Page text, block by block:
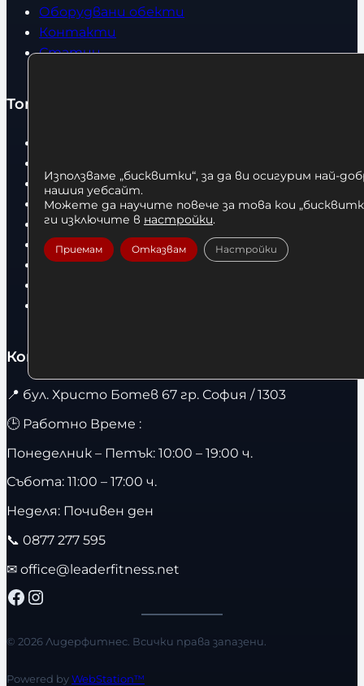
Оборудвани обекти
Контакти
Статии
Топ категории
Боксови ръкавици
Дрехи
Детски дрехи
Суичъри
Фитнес оборудване и аксесоари
Контакти
📍 бул. Христо Ботев 67 гр. София / 1303
🕒 Работно Време :
Понеделник – Петък: 10:00 – 19:00 ч.
Събота: 11:00 – 17:00 ч.
Неделя: Почивен ден
📞 0877 277 595
✉ office@leaderfitness.net
Facebook Instagram
© 2026 Лидерфитнес. Всички права запазени.
Powered byWebStation™
Използваме „бисквитки“, за да ви осигурим най-
нашия уебсайт.
Можете да научите повече за това кои
ги изключите в настройки.
Приемам Отказвам Настройки